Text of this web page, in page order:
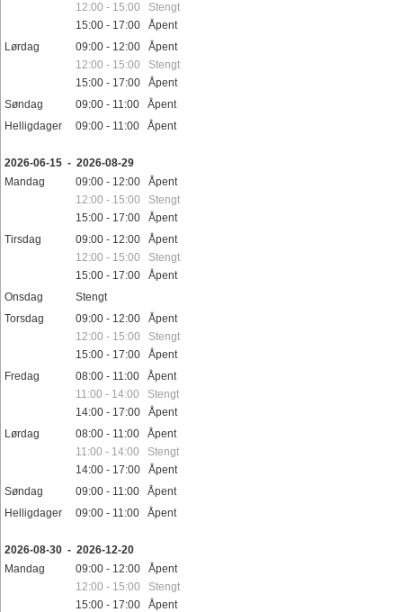
12:00 - 15:00 Stengt
15:00 - 17:00 Åpent
Lørdag
09:00 - 12:00 Åpent
12:00 - 15:00 Stengt
15:00 - 17:00 Åpent
Søndag
09:00 - 11:00 Åpent
Helligdager
09:00 - 11:00 Åpent
2026-06-15 - 2026-08-29
Mandag
09:00 - 12:00 Åpent
12:00 - 15:00 Stengt
15:00 - 17:00 Åpent
Tirsdag
09:00 - 12:00 Åpent
12:00 - 15:00 Stengt
15:00 - 17:00 Åpent
Onsdag
Stengt
Torsdag
09:00 - 12:00 Åpent
12:00 - 15:00 Stengt
15:00 - 17:00 Åpent
Fredag
08:00 - 11:00 Åpent
11:00 - 14:00 Stengt
14:00 - 17:00 Åpent
Lørdag
08:00 - 11:00 Åpent
11:00 - 14:00 Stengt
14:00 - 17:00 Åpent
Søndag
09:00 - 11:00 Åpent
Helligdager
09:00 - 11:00 Åpent
2026-08-30 - 2026-12-20
Mandag
09:00 - 12:00 Åpent
12:00 - 15:00 Stengt
15:00 - 17:00 Åpent